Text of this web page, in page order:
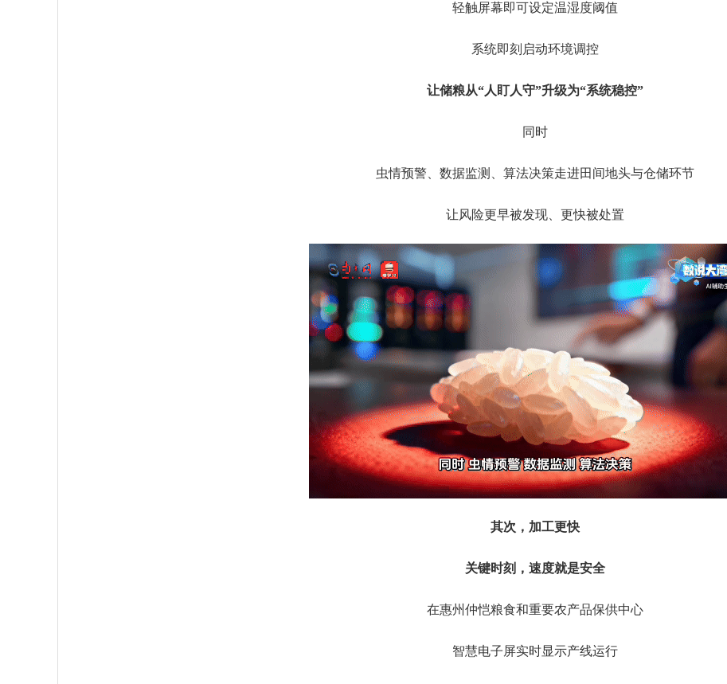
轻触屏幕即可设定温湿度阈值
系统即刻启动环境调控
让储粮从“人盯人守”升级为“系统稳控”
同时
虫情预警、数据监测、算法决策走进田间地头与仓储环节
让风险更早被发现、更快被处置
其次，加工更快
关键时刻，速度就是安全
在惠州仲恺粮食和重要农产品保供中心
智慧电子屏实时显示产线运行